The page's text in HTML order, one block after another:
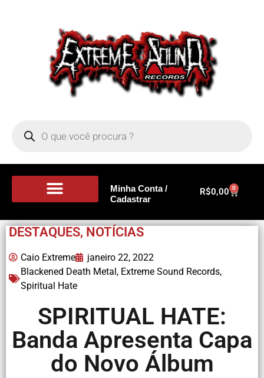
Minha Conta /
Cadastrar
R$0,00 0
DESTAQUES, NOTÍCIAS
Caio Extreme
janeiro 22, 2022
Blackened Death Metal, Extreme Sound Records,
Spiritual Hate
SPIRITUAL HATE:
Banda Apresenta Capa
do Novo Álbum